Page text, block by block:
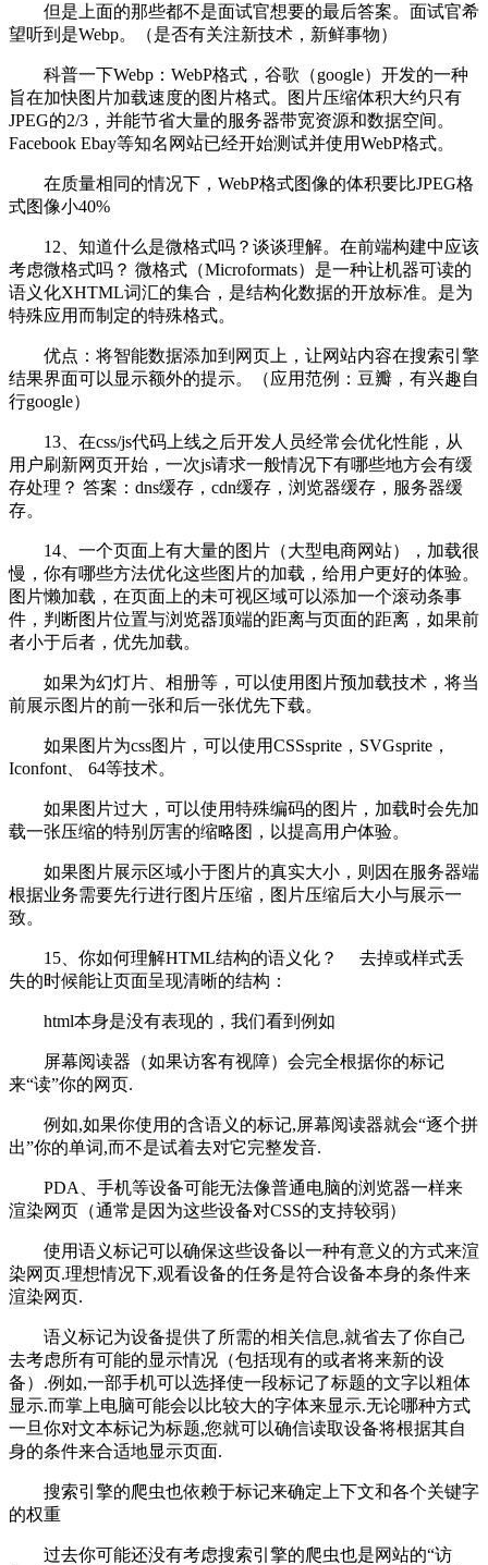
但是上面的那些都不是面试官想要的最后答案。面试官希
望听到是Webp。（是否有关注新技术，新鲜事物）
科普一下Webp：WebP格式，谷歌（google）开发的一种
旨在加快图片加载速度的图片格式。图片压缩体积大约只有
JPEG的2/3，并能节省大量的服务器带宽资源和数据空间。
Facebook Ebay等知名网站已经开始测试并使用WebP格式。
在质量相同的情况下，WebP格式图像的体积要比JPEG格
式图像小40%
12、知道什么是微格式吗？谈谈理解。在前端构建中应该
考虑微格式吗？ 微格式（Microformats）是一种让机器可读的
语义化XHTML词汇的集合，是结构化数据的开放标准。是为
特殊应用而制定的特殊格式。
优点：将智能数据添加到网页上，让网站内容在搜索引擎
结果界面可以显示额外的提示。（应用范例：豆瓣，有兴趣自
行google）
13、在css/js代码上线之后开发人员经常会优化性能，从
用户刷新网页开始，一次js请求一般情况下有哪些地方会有缓
存处理？ 答案：dns缓存，cdn缓存，浏览器缓存，服务器缓
存。
14、一个页面上有大量的图片（大型电商网站），加载很
慢，你有哪些方法优化这些图片的加载，给用户更好的体验。
图片懒加载，在页面上的未可视区域可以添加一个滚动条事
件，判断图片位置与浏览器顶端的距离与页面的距离，如果前
者小于后者，优先加载。
如果为幻灯片、相册等，可以使用图片预加载技术，将当
前展示图片的前一张和后一张优先下载。
如果图片为css图片，可以使用CSSsprite，SVGsprite，
Iconfont、 64等技术。
如果图片过大，可以使用特殊编码的图片，加载时会先加
载一张压缩的特别厉害的缩略图，以提高用户体验。
如果图片展示区域小于图片的真实大小，则因在服务器端
根据业务需要先行进行图片压缩，图片压缩后大小与展示一
致。
15、你如何理解HTML结构的语义化？ 去掉或样式丢
失的时候能让页面呈现清晰的结构：
html本身是没有表现的，我们看到例如
屏幕阅读器（如果访客有视障）会完全根据你的标记
来“读”你的网页.
例如,如果你使用的含语义的标记,屏幕阅读器就会“逐个拼
出”你的单词,而不是试着去对它完整发音.
PDA、手机等设备可能无法像普通电脑的浏览器一样来
渲染网页（通常是因为这些设备对CSS的支持较弱）
使用语义标记可以确保这些设备以一种有意义的方式来渲
染网页.理想情况下,观看设备的任务是符合设备本身的条件来
渲染网页.
语义标记为设备提供了所需的相关信息,就省去了你自己
去考虑所有可能的显示情况（包括现有的或者将来新的设
备）.例如,一部手机可以选择使一段标记了标题的文字以粗体
显示.而掌上电脑可能会以比较大的字体来显示.无论哪种方式
一旦你对文本标记为标题,您就可以确信读取设备将根据其自
身的条件来合适地显示页面.
搜索引擎的爬虫也依赖于标记来确定上下文和各个关键字
的权重
过去你可能还没有考虑搜索引擎的爬虫也是网站的“访